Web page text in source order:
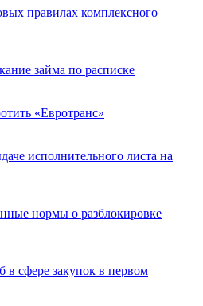
правилах комплексного
займа по расписке
«Евротранс»
исполнительного листа на
нормы о разблокировке
сфере закупок в первом